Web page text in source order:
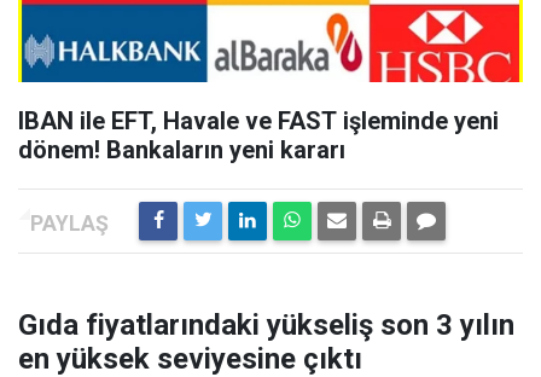
IBAN ile EFT, Havale ve FAST işleminde yeni
dönem! Bankaların yeni kararı
Gıda fiyatlarındaki yükseliş son 3 yılın
en yüksek seviyesine çıktı